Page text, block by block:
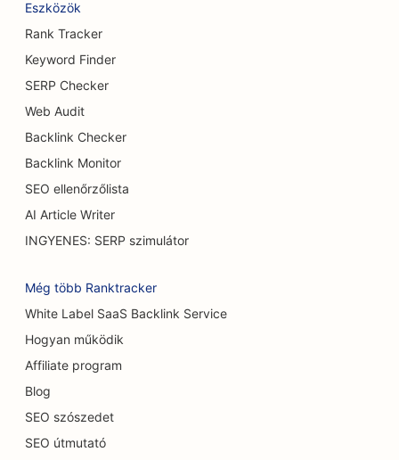
SEO a mellnagyobbítási szolgáltatásokhoz
SEO büfé éttermek számára
SEO az égési sebészek számára
SEO kávézók számára
SEO a cukrászdák számára
SEO autómosók számára
SEO autókereskedések számára
SEO a takarítási szolgáltatások számára
SEO a csontkovácsok számára
Eszközök
Rank Tracker
Keyword Finder
SERP Checker
Web Audit
Backlink Checker
Backlink Monitor
SEO ellenőrzőlista
AI Article Writer
INGYENES: SERP szimulátor
Még több Ranktracker
White Label SaaS Backlink Service
Hogyan működik
Affiliate program
Blog
SEO szószedet
SEO útmutató